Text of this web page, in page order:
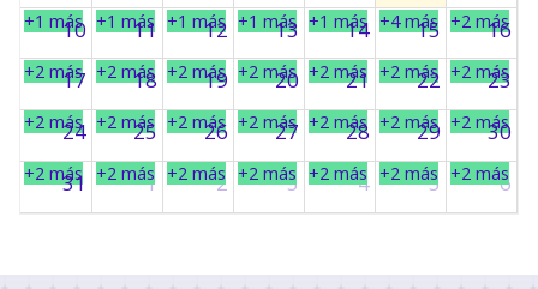
+1 más +1 más +1 más +1 más +1 más +4 más +2 más
10
+2 más
11
+2 más
12
+2 más
13
+2 más
14
+2 más
15
+2 más
16
+2 más
17
+2 más
18
+2 más
19
+2 más
20
+2 más
21
+2 más
22
+2 más
23
+2 más
24
+2 más
25
+2 más
26
+2 más
27
+2 más
28
+2 más
29
+2 más
30
+2 más
31 1 2 3 4 5 6